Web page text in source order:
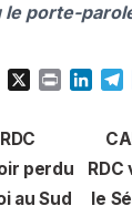
le porte-
t
e
r
t
e
d
e
g
r
le
perdu
au Sud